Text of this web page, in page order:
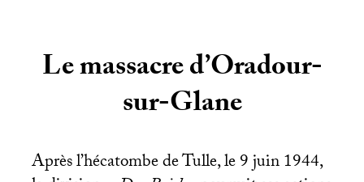
Le massacre d’Oradour-
sur-Glane
Après l’hécatombe de Tulle, le 9 juin 1944,